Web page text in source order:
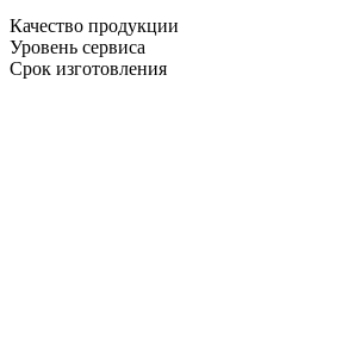
Качество продукции
Уровень сервиса
Срок изготовления